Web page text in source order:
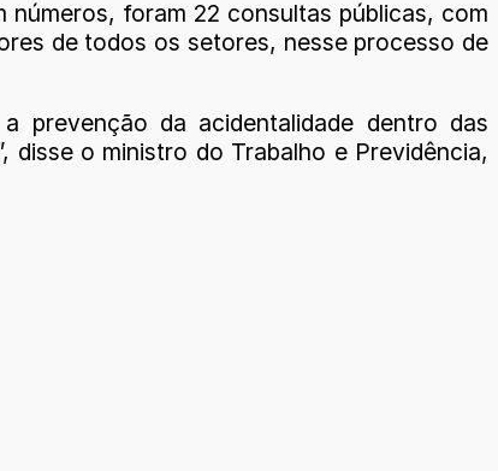
números, foram 22 consultas públicas, com
de todos os setores, nesse processo de
prevenção da acidentalidade dentro das
disse o ministro do Trabalho e Previdência,